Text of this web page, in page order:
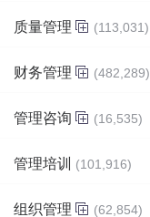
质量管理 (113,031)
财务管理 (482,289)
管理咨询 (16,535)
管理培训 (101,916)
组织管理 (62,854)